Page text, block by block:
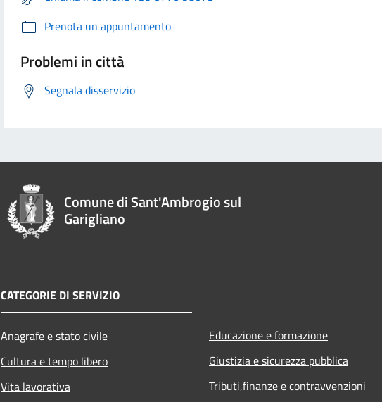
Prenota un appuntamento
Problemi in città
Segnala disservizio
Comune di Sant'Ambrogio sul
Garigliano
CATEGORIE DI SERVIZIO
Anagrafe e stato civile
Cultura e tempo libero
Vita lavorativa
Educazione e formazione
Giustizia e sicurezza pubblica
Tributi,finanze e contravvenzioni